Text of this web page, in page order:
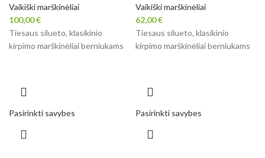
Vaikiški marškinėliai
100,00€
Tiesaus silueto, klasikinio
kirpimo marškinėliai berniukams
Pasirinkti savybes
Vaikiški marškinėliai
62,00€
Tiesaus silueto, klasikinio
kirpimo marškinėliai berniukams
Pasirinkti savybes